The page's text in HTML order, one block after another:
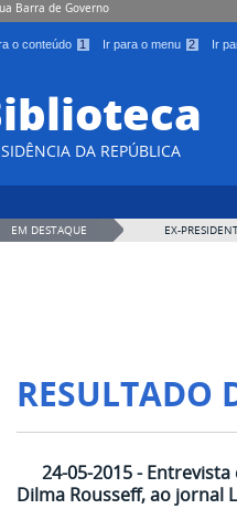
Barra de Governo
o conteúdo 1 Ir para o menu 2 Ir
DA REPÚBLICA
EM DESTAQUE EX-
RESULTADO
24-05-2015 -
Dilma Rousseff, ao jornal